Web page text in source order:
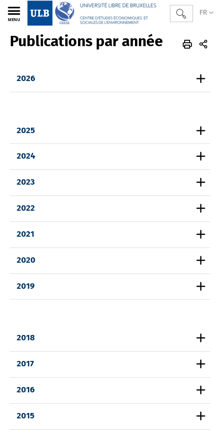
FR
MENU
CEESE FR Publications Publications par année
Publications par année
2026
2025
2024
2023
2022
2021
2020
2019
2018
2017
2016
2015